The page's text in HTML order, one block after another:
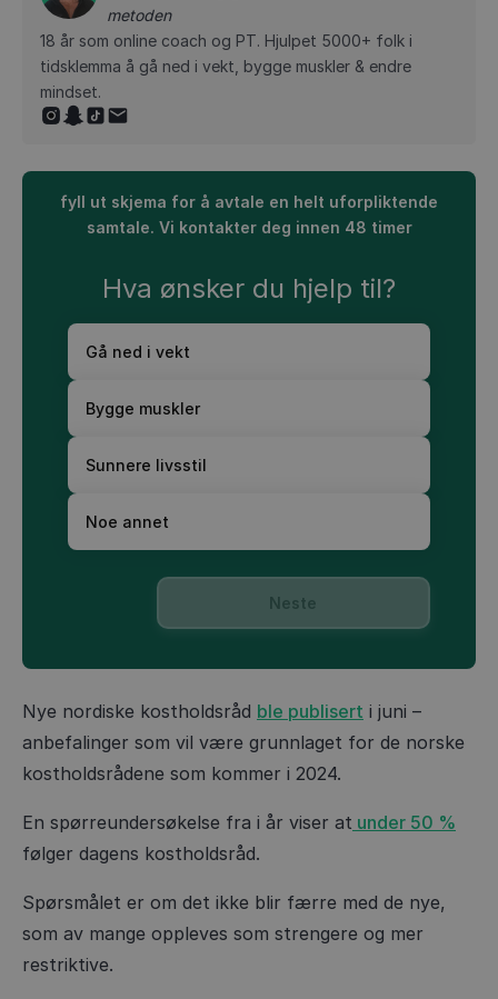
metoden
18 år som online coach og PT. Hjulpet 5000+ folk i
tidsklemma å gå ned i vekt, bygge muskler & endre
mindset.
fyll ut skjema for å avtale en helt uforpliktende
samtale. Vi kontakter deg innen 48 timer
Hva ønsker du hjelp til?
Gå ned i vekt
Bygge muskler
Sunnere livsstil
Noe annet
Neste
Nye nordiske kostholdsråd ble publisert i juni –
anbefalinger som vil være grunnlaget for de norske
kostholdsrådene som kommer i 2024.
En spørreundersøkelse fra i år viser at under 50 %
følger dagens kostholdsråd.
Spørsmålet er om det ikke blir færre med de nye,
som av mange oppleves som strengere og mer
restriktive.